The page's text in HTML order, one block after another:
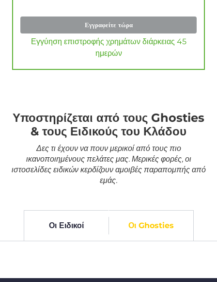
Εγγραφείτε τώρα
Εγγύηση επιστροφής χρημάτων διάρκειας 45
ημερών
Υποστηρίζεται από τους Ghosties
& τους Ειδικούς του Κλάδου
Δες τι έχουν να πουν μερικοί από τους πιο
ικανοποιημένους πελάτες μας. Μερικές φορές, οι
ιστοσελίδες ειδικών κερδίζουν αμοιβές παραπομπής από
εμάς.
Οι Ειδικοί Οι Ghosties